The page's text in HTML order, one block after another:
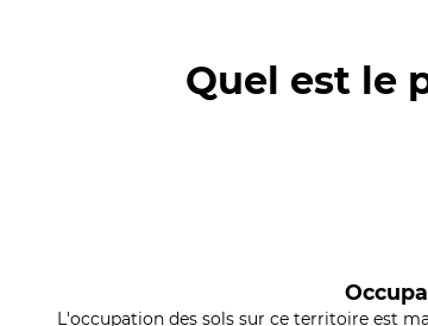
Quel est le
L'occupation des sols sur ce territoire est